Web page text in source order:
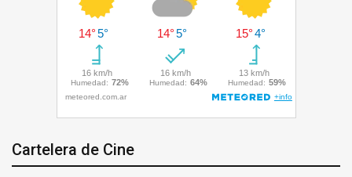
Cartelera de Cine